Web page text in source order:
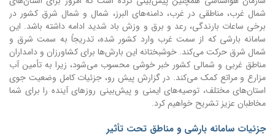
شمال غرب، مناطقی در غرب، دامنه‌های البرز، شمال و شمال شرق کشور در
برخی ساعات بارندگی، رعد و برق و وزش باد شدید ادامه داشته باشد. این
سامانه بارشی که از سمت غرب وارد کشور شده، تدریجاً به سمت شرق و
شمال شرق حرکت می‌کند. خوشبختانه این بارش‌ها برای کشاورزان و دامداران
مناطق غربی و شمالی کشور خبر خوشی محسوب می‌شود، زیرا به تأمین آب
مزارع و مراتع کمک می‌کند. در گزارش پیش رو، جزئیات کامل وضعیت جوی
استان‌های مختلف، توصیه‌های ایمنی و پیش‌بینی روزهای آینده را برای شما
مخاطبان عزیز تشریح خواهیم کرد.
جزئیات سامانه بارشی و مناطق تحت تأثیر